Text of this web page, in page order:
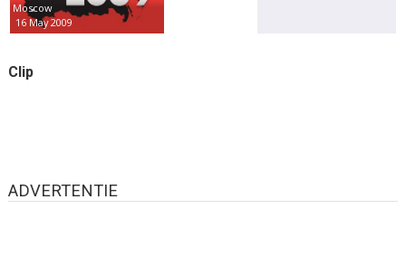
Moscow
16 May 2009
Clip
ADVERTENTIE